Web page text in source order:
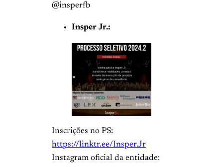
@insperfb
Insper Jr.:
Inscrições no PS:
https://linktr.ee/Insper.Jr
Instagram oficial da entidade: